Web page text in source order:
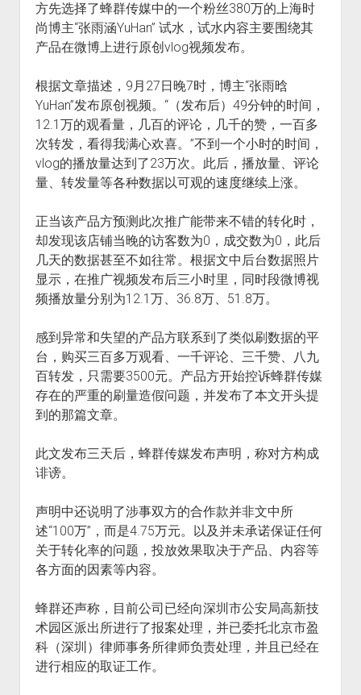
方先选择了蜂群传媒中的一个粉丝380万的上海时
尚博主“张雨涵YuHan” 试水，试水内容主要围绕其
产品在微博上进行原创vlog视频发布。
根据文章描述，9月27日晚7时，博主“张雨晗
YuHan”发布原创视频。“（发布后）49分钟的时间，
12.1万的观看量，几百的评论，几千的赞，一百多
次转发，看得我满心欢喜。”不到一个小时的时间，
vlog的播放量达到了23万次。此后，播放量、评论
量、转发量等各种数据以可观的速度继续上涨。
正当该产品方预测此次推广能带来不错的转化时，
却发现该店铺当晚的访客数为0，成交数为0，此后
几天的数据甚至不如往常。根据文中后台数据照片
显示，在推广视频发布后三小时里，同时段微博视
频播放量分别为12.1万、36.8万、51.8万。
感到异常和失望的产品方联系到了类似刷数据的平
台，购买三百多万观看、一千评论、三千赞、八九
百转发，只需要3500元。产品方开始控诉蜂群传媒
存在的严重的刷量造假问题，并发布了本文开头提
到的那篇文章。
此文发布三天后，蜂群传媒发布声明，称对方构成
诽谤。
声明中还说明了涉事双方的合作款并非文中所
述“100万”，而是4.75万元。以及并未承诺保证任何
关于转化率的问题，投放效果取决于产品、内容等
各方面的因素等内容。
蜂群还声称，目前公司已经向深圳市公安局高新技
术园区派出所进行了报案处理，并已委托北京市盈
科（深圳）律师事务所律师负责处理，并且已经在
进行相应的取证工作。